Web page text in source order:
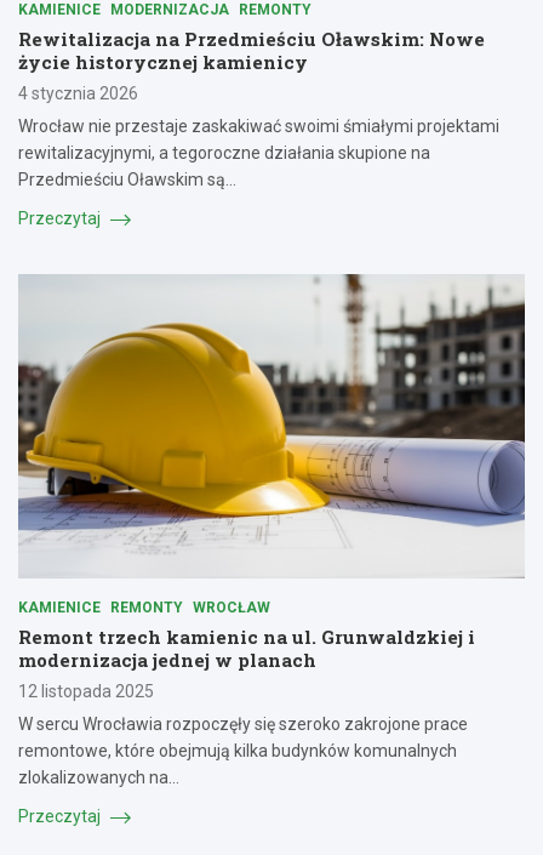
KAMIENICE MODERNIZACJA REMONTY
Rewitalizacja na Przedmieściu Oławskim: Nowe
życie historycznej kamienicy
4 stycznia 2026
Wrocław nie przestaje zaskakiwać swoimi śmiałymi projektami
rewitalizacyjnymi, a tegoroczne działania skupione na
Przedmieściu Oławskim są…
Przeczytaj
KAMIENICE REMONTY WROCŁAW
Remont trzech kamienic na ul. Grunwaldzkiej i
modernizacja jednej w planach
12 listopada 2025
W sercu Wrocławia rozpoczęły się szeroko zakrojone prace
remontowe, które obejmują kilka budynków komunalnych
zlokalizowanych na…
Przeczytaj